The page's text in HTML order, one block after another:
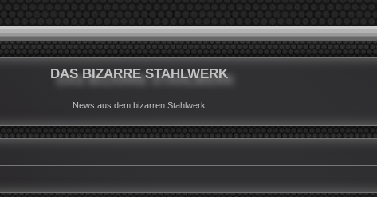
DAS BIZARRE STAHLWERK
News aus dem bizarren Stahlwerk